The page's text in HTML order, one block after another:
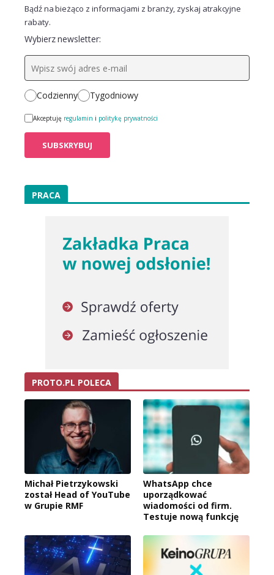
Bądź na bieżąco z informacjami z branży, zyskaj atrakcyjne
rabaty.
Wybierz newsletter:
Codzienny Tygodniowy
Akceptuję regulamin i politykę prywatności
PRACA
PROTO.PL POLECA
Michał Pietrzykowski
został Head of YouTube
w Grupie RMF
WhatsApp chce
uporządkować
wiadomości od firm.
Testuje nową funkcję